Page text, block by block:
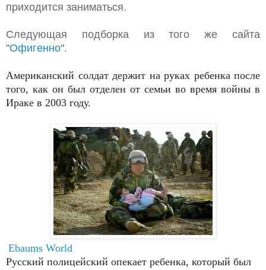
приходится заниматься.
Следующая подборка из того же сайта
"Офигенно".
Американский солдат держит на руках ребенка после
того, как он был отделен от семьи во время войны в
Ираке в 2003 году.
Ebaums World
Русский полицейский опекает ребенка, который был